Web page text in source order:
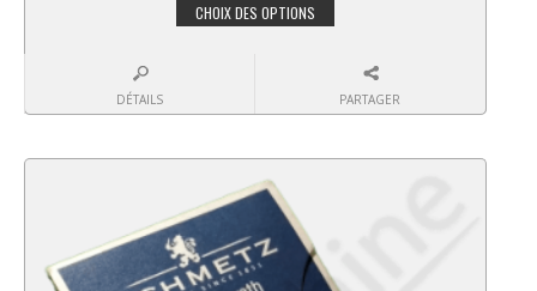
CHOIX DES OPTIONS
DÉTAILS PARTAGER